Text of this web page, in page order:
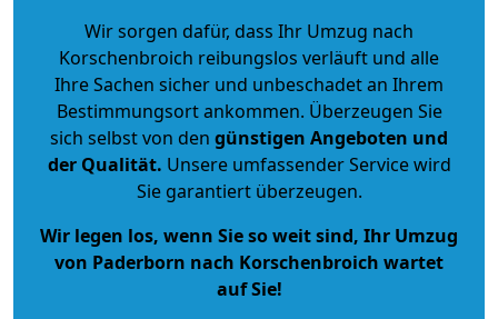
Wir sorgen dafür, dass Ihr Umzug nach
Korschenbroich reibungslos verläuft und alle
Ihre Sachen sicher und unbeschadet an Ihrem
Bestimmungsort ankommen. Überzeugen Sie
sich selbst von den günstigen Angeboten und
der Qualität. Unsere umfassender Service wird
Sie garantiert überzeugen.
Wir legen los, wenn Sie so weit sind, Ihr Umzug
von Paderborn nach Korschenbroich wartet
auf Sie!